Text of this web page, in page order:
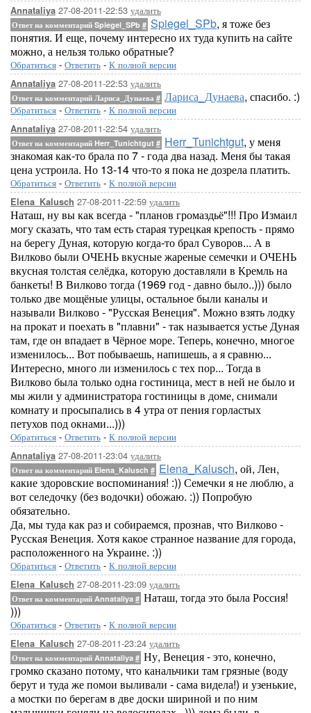
Annataliya 27-08-2011-22:53 удалить
Ответ на комментарий Spiegel_SPb # Spiegel_SPb, я тоже без
понятия. И еще, почему интересно их туда купить на сайте
можно, а нельзя только обратные?
Обратиться - Ответить - К полной версии
Annataliya 27-08-2011-22:53 удалить
Ответ на комментарий Лариса_Дунаева # Лариса_Дунаева, спасибо. :)
Обратиться - Ответить - К полной версии
Annataliya 27-08-2011-22:54 удалить
Ответ на комментарий Herr_Tunichtgut # Herr_Tunichtgut, у меня
знакомая как-то брала по 7 - года два назад. Меня бы такая
цена устроила. Но 13-14 что-то я пока не дозрела платить.
Обратиться - Ответить - К полной версии
Elena_Kalusch 27-08-2011-22:59 удалить
Наташ, ну вы как всегда - "планов громаздьё"!!! Про Измаил
могу сказать, что там есть старая турецкая крепость - прямо
на берегу Дуная, которую когда-то брал Суворов... А в
Вилково были ОЧЕНЬ вкусные жареные семечки и ОЧЕНЬ
вкусная толстая селёдка, которую доставляли в Кремль на
банкеты! В Вилково тогда (1969 год - давно было..))) было
только две мощёные улицы, остальное были каналы и
называли Вилково - "Русская Венеция". Можно взять лодку
на прокат и поехать в "плавни" - так называется устье Дуная
там, где он впадает в Чёрное море. Теперь, конечно, многое
изменилось... Вот побываешь, напишешь, а я сравню...
Интересно, много ли изменилось с тех пор... Тогда в
Вилково была только одна гостиница, мест в ней не было и
мы жили у администратора гостиницы в доме, снимали
комнату и просыпались в 4 утра от пения горластых
петухов под окнами...)))
Обратиться - Ответить - К полной версии
Annataliya 27-08-2011-23:04 удалить
Ответ на комментарий Elena_Kalusch # Elena_Kalusch, ой, Лен,
какие здоровские воспоминания! :)) Семечки я не люблю, а
вот селедочку (без водочки) обожаю. :)) Попробую
обязательно.
Да, мы туда как раз и собираемся, прознав, что Вилково -
Русская Венеция. Хотя какое странное название для города,
расположенного на Украине. :))
Обратиться - Ответить - К полной версии
Elena_Kalusch 27-08-2011-23:09 удалить
Ответ на комментарий Annataliya # Наташ, тогда это была Россия!
)))
Обратиться - Ответить - К полной версии
Elena_Kalusch 27-08-2011-23:24 удалить
Ответ на комментарий Annataliya # Ну, Венеция - это, конечно,
громко сказано потому, что канальчики там грязные (воду
берут и туда же помои выливали - сама видела!) и узенькие,
а мостки по берегам в две доски шириной и по ним